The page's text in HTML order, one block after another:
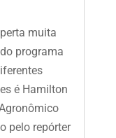
muita
programa
é Hamilton
pelo repórter